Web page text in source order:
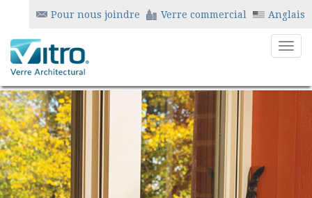
Pour nous joindre Verre commercial Anglais